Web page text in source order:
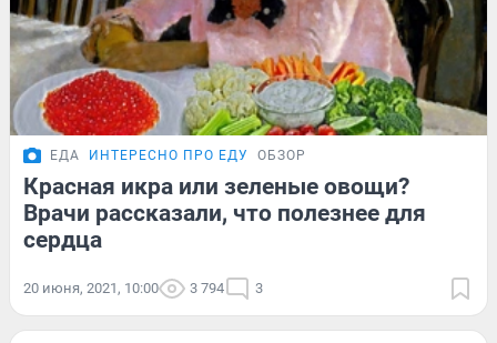
ЕДА ИНТЕРЕСНО ПРО ЕДУ ОБЗОР
Красная икра или зеленые овощи?
Врачи рассказали, что полезнее для
сердца
20 июня, 2021, 10:00 3 794 3